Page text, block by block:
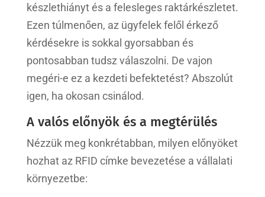
készlethiányt és a felesleges raktárkészletet.
Ezen túlmenően, az ügyfelek felől érkező
kérdésekre is sokkal gyorsabban és
pontosabban tudsz válaszolni. De vajon
megéri-e ez a kezdeti befektetést? Abszolút
igen, ha okosan csinálod.
A valós előnyök és a megtérülés
Nézzük meg konkrétabban, milyen előnyöket
hozhat az RFID címke bevezetése a vállalati
környezetbe: